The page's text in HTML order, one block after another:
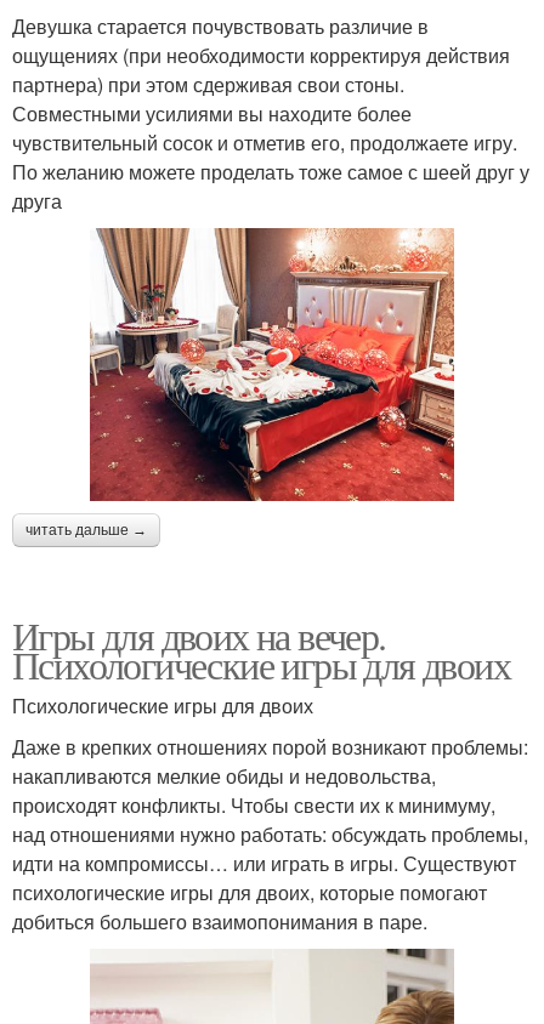
Девушка старается почувствовать различие в
ощущениях (при необходимости корректируя действия
партнера) при этом сдерживая свои стоны.
Совместными усилиями вы находите более
чувствительный сосок и отметив его, продолжаете игру.
По желанию можете проделать тоже самое с шеей друг у
друга
читать дальше →
Игры для двоих на вечер.
Психологические игры для двоих
Психологические игры для двоих
Даже в крепких отношениях порой возникают проблемы:
накапливаются мелкие обиды и недовольства,
происходят конфликты. Чтобы свести их к минимуму,
над отношениями нужно работать: обсуждать проблемы,
идти на компромиссы… или играть в игры. Существуют
психологические игры для двоих, которые помогают
добиться большего взаимопонимания в паре.